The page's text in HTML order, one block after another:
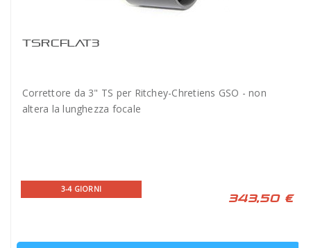
TSRCFLAT3
Correttore da 3" TS per Ritchey-Chretiens GSO - non
altera la lunghezza focale
3-4 GIORNI
343,50 €